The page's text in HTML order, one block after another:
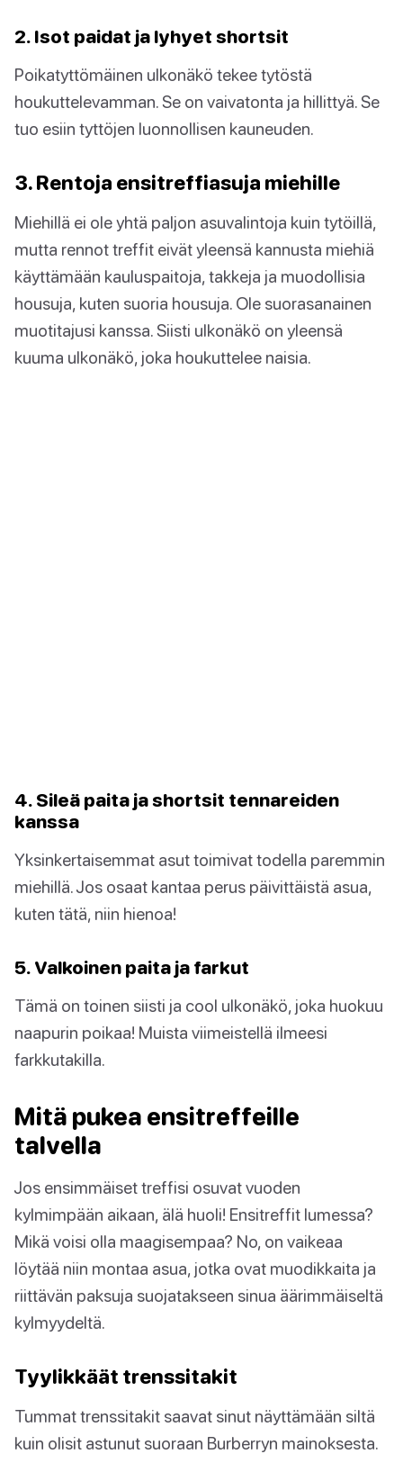
2. Isot paidat ja lyhyet shortsit
Poikatyttömäinen ulkonäkö tekee tytöstä
houkuttelevamman. Se on vaivatonta ja hillittyä. Se
tuo esiin tyttöjen luonnollisen kauneuden.
3. Rentoja ensitreffiasuja miehille
Miehillä ei ole yhtä paljon asuvalintoja kuin tytöillä,
mutta rennot treffit eivät yleensä kannusta miehiä
käyttämään kauluspaitoja, takkeja ja muodollisia
housuja, kuten suoria housuja. Ole suorasanainen
muotitajusi kanssa. Siisti ulkonäkö on yleensä
kuuma ulkonäkö, joka houkuttelee naisia.
4. Sileä paita ja shortsit tennareiden
kanssa
Yksinkertaisemmat asut toimivat todella paremmin
miehillä. Jos osaat kantaa perus päivittäistä asua,
kuten tätä, niin hienoa!
5. Valkoinen paita ja farkut
Tämä on toinen siisti ja cool ulkonäkö, joka huokuu
naapurin poikaa! Muista viimeistellä ilmeesi
farkkutakilla.
Mitä pukea ensitreffeille
talvella
Jos ensimmäiset treffisi osuvat vuoden
kylmimpään aikaan, älä huoli! Ensitreffit lumessa?
Mikä voisi olla maagisempaa? No, on vaikeaa
löytää niin montaa asua, jotka ovat muodikkaita ja
riittävän paksuja suojatakseen sinua äärimmäiseltä
kylmyydeltä.
Tyylikkäät trenssitakit
Tummat trenssitakit saavat sinut näyttämään siltä
kuin olisit astunut suoraan Burberryn mainoksesta.